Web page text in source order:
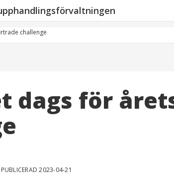
challenge
dags för
PUBLICERAD 2023-04-21